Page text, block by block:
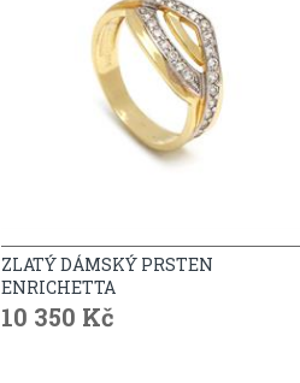
ZLATÝ DÁMSKÝ PRSTEN
ENRICHETTA
10 350 Kč